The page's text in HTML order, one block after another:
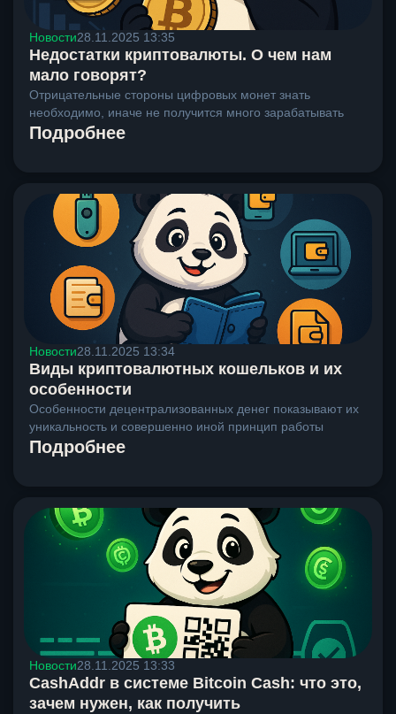
Новости28.11.2025 13:35
Недостатки криптовалюты. О чем нам
мало говорят?
Отрицательные стороны цифровых монет знать
необходимо, иначе не получится много зарабатывать
Подробнее
Новости28.11.2025 13:34
Виды криптовалютных кошельков и их
особенности
Особенности децентрализованных денег показывают их
уникальность и совершенно иной принцип работы
Подробнее
Новости28.11.2025 13:33
CashAddr в системе Bitcoin Cash: что это,
зачем нужен, как получить